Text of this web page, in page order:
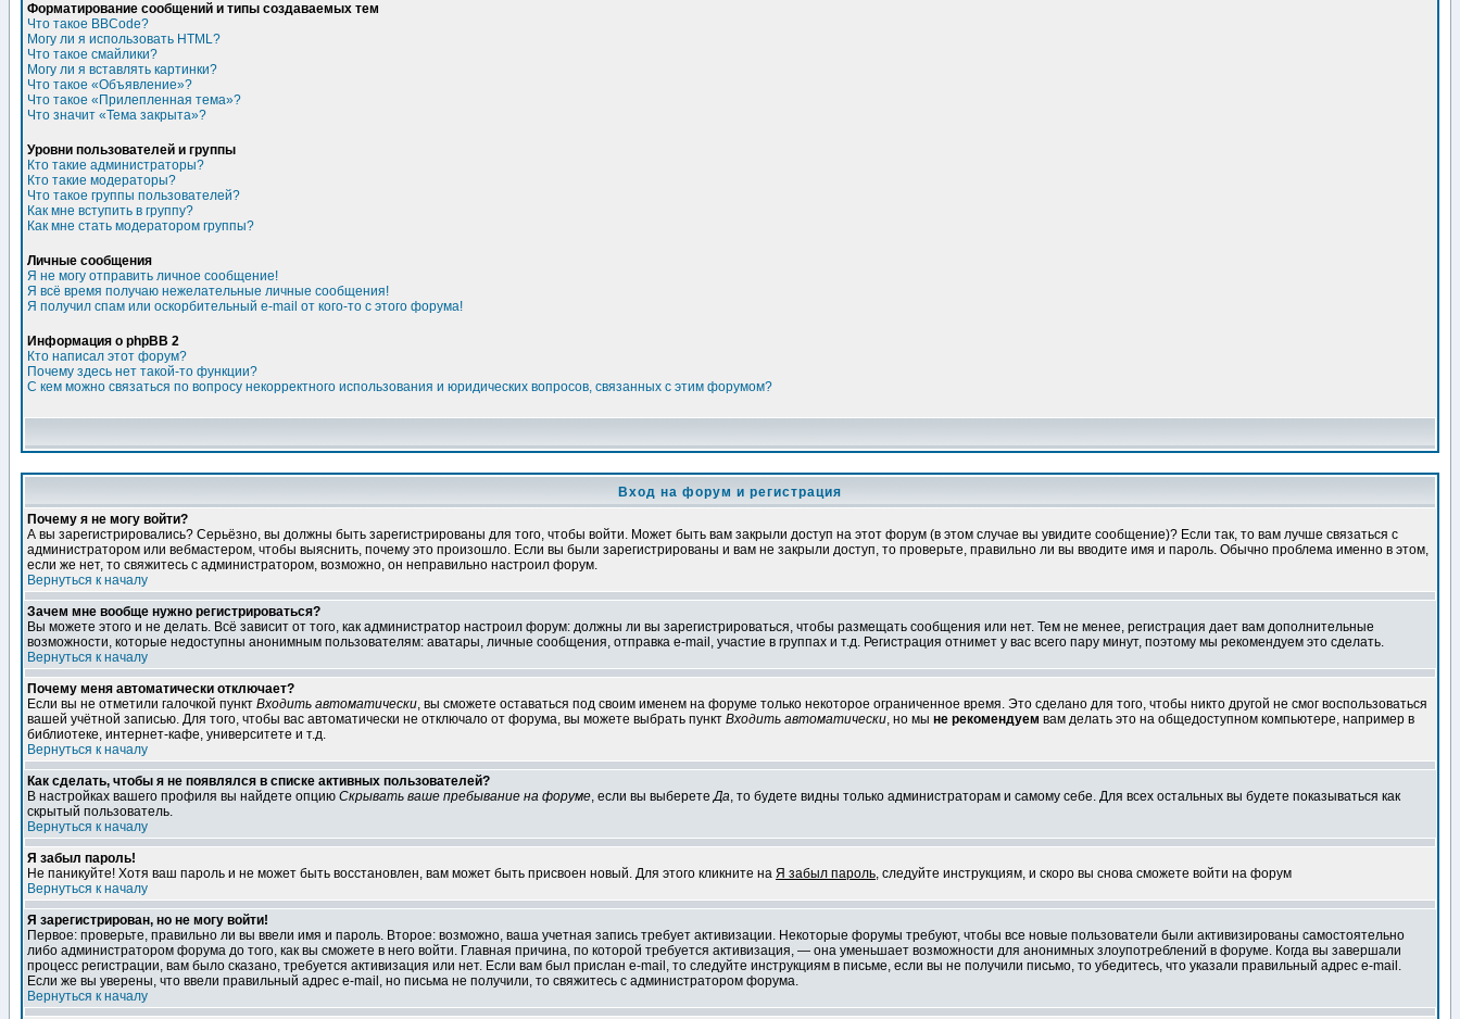
Форматирование сообщений и типы создаваемых тем
Что такое BBCode?
Могу ли я использовать HTML?
Что такое смайлики?
Могу ли я вставлять картинки?
Что такое «Объявление»?
Что такое «Прилепленная тема»?
Что значит «Тема закрыта»?
Уровни пользователей и группы
Кто такие администраторы?
Кто такие модераторы?
Что такое группы пользователей?
Как мне вступить в группу?
Как мне стать модератором группы?
Личные сообщения
Я не могу отправить личное сообщение!
Я всё время получаю нежелательные личные сообщения!
Я получил спам или оскорбительный e-mail от кого-то с этого форума!
Информация о phpBB 2
Кто написал этот форум?
Почему здесь нет такой-то функции?
С кем можно связаться по вопросу некорректного использования и юридических вопросов, связанных с этим форумом?
Вход на форум и регистрация
Почему я не могу войти?
А вы зарегистрировались? Серьёзно, вы должны быть зарегистрированы для того, чтобы войти. Может быть вам закрыли доступ на этот форум (в этом случае вы увидите сообщение)? Если так, то вам лучше связаться с
администратором или вебмастером, чтобы выяснить, почему это произошло. Если вы были зарегистрированы и вам не закрыли доступ, то проверьте, правильно ли вы вводите имя и пароль. Обычно проблема именно в этом,
если же нет, то свяжитесь с администратором, возможно, он неправильно настроил форум.
Вернуться к началу
Зачем мне вообще нужно регистрироваться?
Вы можете этого и не делать. Всё зависит от того, как администратор настроил форум: должны ли вы зарегистрироваться, чтобы размещать сообщения или нет. Тем не менее, регистрация дает вам дополнительные
возможности, которые недоступны анонимным пользователям: аватары, личные сообщения, отправка e-mail, участие в группах и т.д. Регистрация отнимет у вас всего пару минут, поэтому мы рекомендуем это сделать.
Вернуться к началу
Почему меня автоматически отключает?
Если вы не отметили галочкой пункт Входить автоматически, вы сможете оставаться под своим именем на форуме только некоторое ограниченное время. Это сделано для того, чтобы никто другой не смог воспользоваться
вашей учётной записью. Для того, чтобы вас автоматически не отключало от форума, вы можете выбрать пункт Входить автоматически, но мы не рекомендуем вам делать это на общедоступном компьютере, например в
библиотеке, интернет-кафе, университете и т.д.
Вернуться к началу
Как сделать, чтобы я не появлялся в списке активных пользователей?
В настройках вашего профиля вы найдете опцию Скрывать ваше пребывание на форуме, если вы выберетеДа, то будете видны только администраторам и самому себе. Для всех остальных вы будете показываться как
скрытый пользователь.
Вернуться к началу
Я забыл пароль!
Не паникуйте! Хотя ваш пароль и не может быть восстановлен, вам может быть присвоен новый. Для этого кликните на Я забыл пароль, следуйте инструкциям, и скоро вы снова сможете войти на форум
Вернуться к началу
Я зарегистрирован, но не могу войти!
Первое: проверьте, правильно ли вы ввели имя и пароль. Второе: возможно, ваша учетная запись требует активизации. Некоторые форумы требуют, чтобы все новые пользователи были активизированы самостоятельно
либо администратором форума до того, как вы сможете в него войти. Главная причина, по которой требуется активизация, — она уменьшает возможности для анонимных злоупотреблений в форуме. Когда вы завершали
процесс регистрации, вам было сказано, требуется активизация или нет. Если вам был прислан e-mail, то следуйте инструкциям в письме, если вы не получили письмо, то убедитесь, что указали правильный адрес e-mail.
Если же вы уверены, что ввели правильный адрес e-mail, но письма не получили, то свяжитесь с администратором форума.
Вернуться к началу